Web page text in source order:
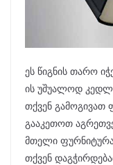
ეს წიგნის თარო
ის უშუალოდ
თქვენ
გააკეთოთ
მთელი
თქვენ